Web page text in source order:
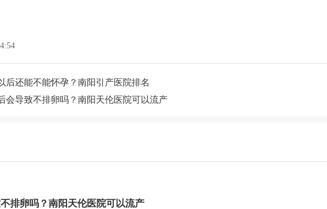
后还能不能怀孕？南阳引产医院排名
会导致不排卵吗？南阳天伦医院可以流产
排卵吗？南阳天伦医院可以流产